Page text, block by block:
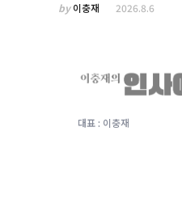
by이충재 2026.8.6
대표 : 이충재